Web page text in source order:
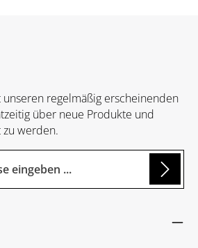
regelmäßig erscheinenden
über neue Produkte und
werden.
(*) markierten Felder sind